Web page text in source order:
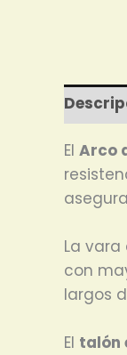
El Arco
La
con
largos
El talón